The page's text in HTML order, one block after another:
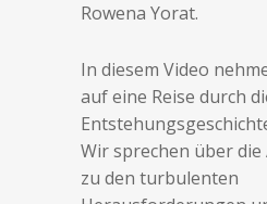
Rowena Yorat.
In diesem Video
auf eine Reise durch
Wir sprechen über
zu den turbulenten